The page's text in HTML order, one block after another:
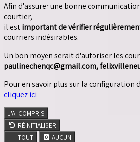
Afin d'assurer une bonne
courtier,
il estimportant de vérifier
courriers indésirables.
Un bon moyen serait d'autoriser les
paulinechenqc@gmail.com,
Pour en savoir plus sur la configuration
cliquez ici
J'AI COMPRIS
RÉINITIALISER
TOUT
AUCUN